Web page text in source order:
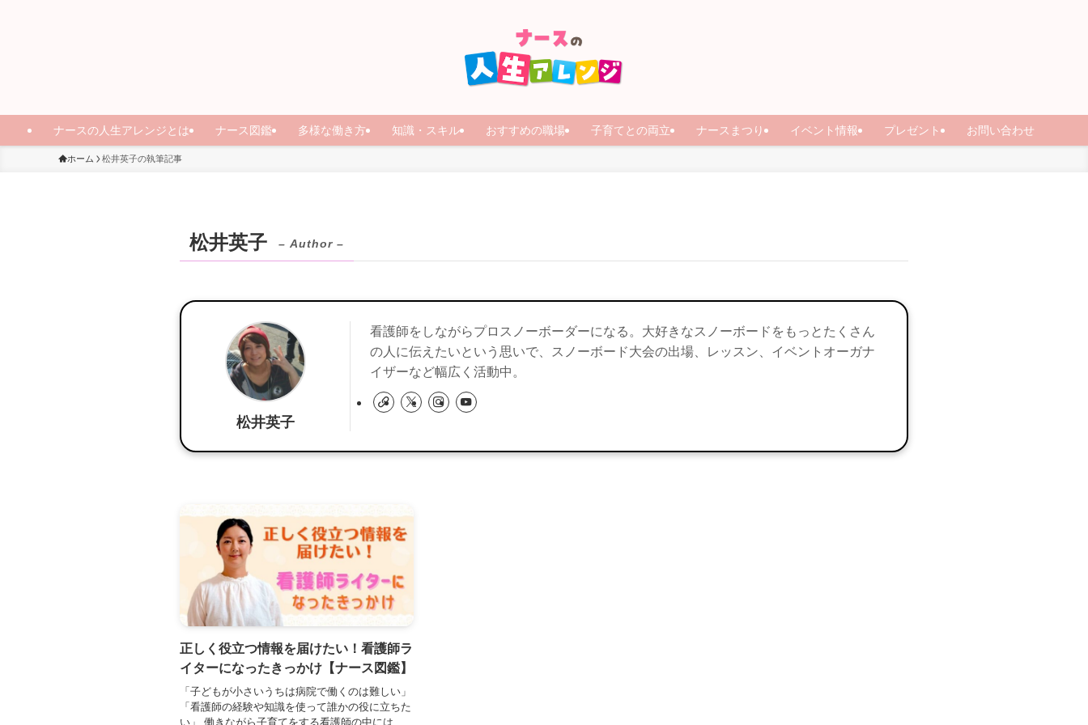
ナースの人生アレンジとは ナース図鑑 多様な働き方 知識・スキル おすすめの職場 子育てとの両立 ナースまつり イベント情報 プレゼント お問い合わせ
ホーム 松井英子の執筆記事
松井英子 – Author –
松井英子
看護師をしながらプロスノーボーダーになる。大好きなスノーボードをもっとたくさん
の人に伝えたいという思いで、スノーボード大会の出場、レッスン、イベントオーガナ
イザーなど幅広く活動中。
正しく役立つ情報を届けたい！看護師ラ
イターになったきっかけ【ナース図鑑】
「子どもが小さいうちは病院で働くのは難しい」
「看護師の経験や知識を使って誰かの役に立ちた
い」 働きながら子育てをする看護師の中には、